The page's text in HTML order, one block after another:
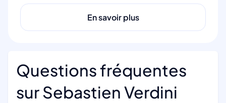
En savoir plus
Questions fréquentes
sur Sebastien Verdini